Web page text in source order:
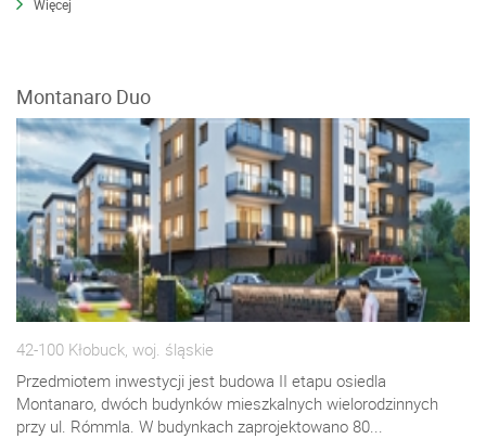
Więcej
Montanaro Duo
42-100 Kłobuck, woj. śląskie
Przedmiotem inwestycji jest budowa II etapu osiedla
Montanaro, dwóch budynków mieszkalnych wielorodzinnych
przy ul. Rómmla. W budynkach zaprojektowano 80...